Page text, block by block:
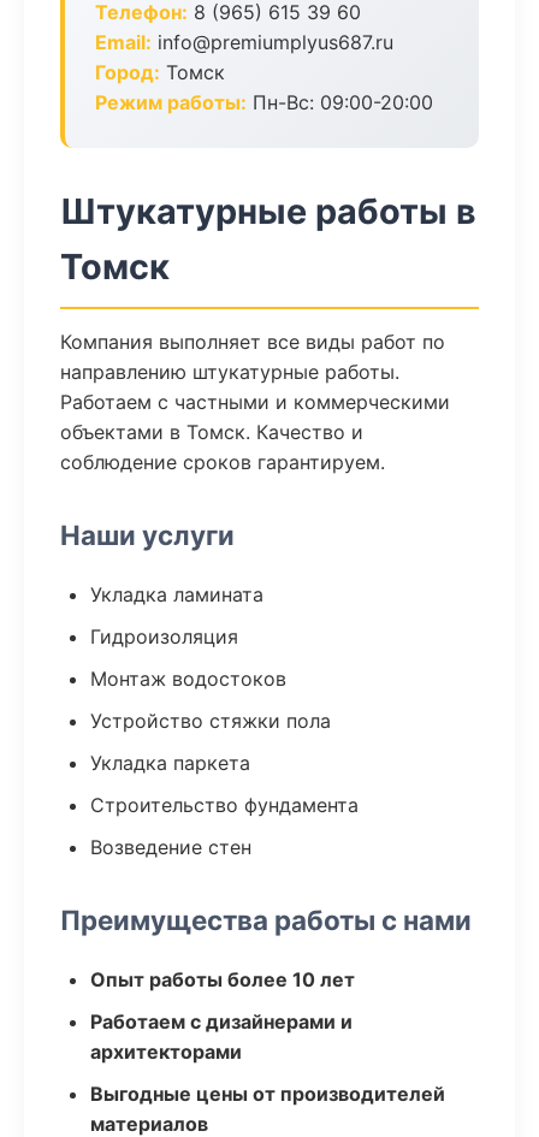
Телефон: 8 (965) 615 39 60
Email: info@premiumplyus687.ru
Город: Томск
Режим работы: Пн-Вс: 09:00-20:00
Штукатурные работы в
Томск
Компания выполняет все виды работ по
направлению штукатурные работы.
Работаем с частными и коммерческими
объектами в Томск. Качество и
соблюдение сроков гарантируем.
Наши услуги
Укладка ламината
Гидроизоляция
Монтаж водостоков
Устройство стяжки пола
Укладка паркета
Строительство фундамента
Возведение стен
Преимущества работы с нами
Опыт работы более 10 лет
Работаем с дизайнерами и
архитекторами
Выгодные цены от производителей
материалов